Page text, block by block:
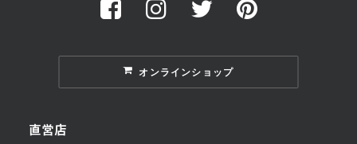
オンラインショップ
直営店